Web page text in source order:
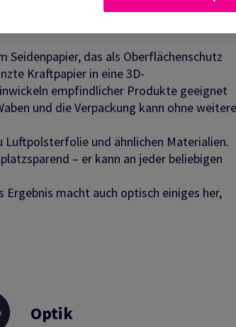
das als Oberflächenschutz
Kraftpapier in eine 3D-
empfindlicher Produkte geeignet
und die Verpackung kann ohne weitere
und ähnlichen Materialien.
– er kann an jeder beliebigen
macht auch optisch einiges her,
Optik